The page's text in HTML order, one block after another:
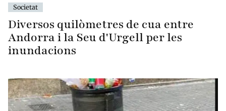
Societat
Diversos quilòmetres de cua entre
Andorra i la Seu d'Urgell per les
inundacions